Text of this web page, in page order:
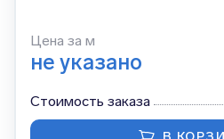
Цена за м
не указано
Стоимость заказа